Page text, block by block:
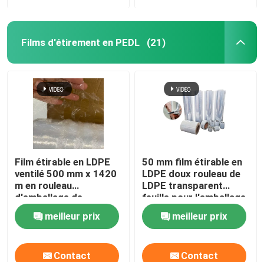
Films d'étirement en PEDL (21)
Film étirable en LDPE
ventilé 500 mm x 1420
m en rouleau
d'emballage de
palettes en
polyéthylènemeilleur prix
Contact
50 mm film étirable en
LDPE doux rouleau de
LDPE transparent
feuille pour l'emballage
de la machine
meilleur prix
Contact